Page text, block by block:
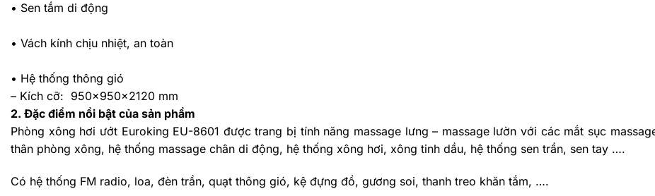
• Sen tắm di động
• Vách kính chịu nhiệt, an toàn
• Hệ thống thông gió
– Kích cỡ: 950x950x2120 mm
2. Đặc điểm nổi bật của sản phẩm
Phòng xông hơi ướt Euroking EU-8601 được trang bị tính năng massage lưng – massage lườn với các mắt sục
thân phòng xông, hệ thống massage chân di động, hệ thống xông hơi, xông tinh dầu, hệ thống sen trần, sen tay ….
Có hệ thống FM radio, loa, đèn trần, quạt thông gió, kệ đựng đồ, gương soi, thanh treo khăn tắm, ….